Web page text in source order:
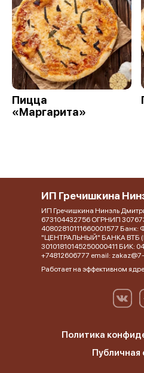
Пицца
«Маргарита»
ИП Гречишкина
ИП Гречишкина Нинэль
673104432756 ОГРНИП
40802810111660001577
"ЦЕНТРАЛЬНЫЙ" БАНКА ВТБ
30101810145250000411 БИК:
+74812606777 email:
Работает на эффективном ядре
Политика
Публичная